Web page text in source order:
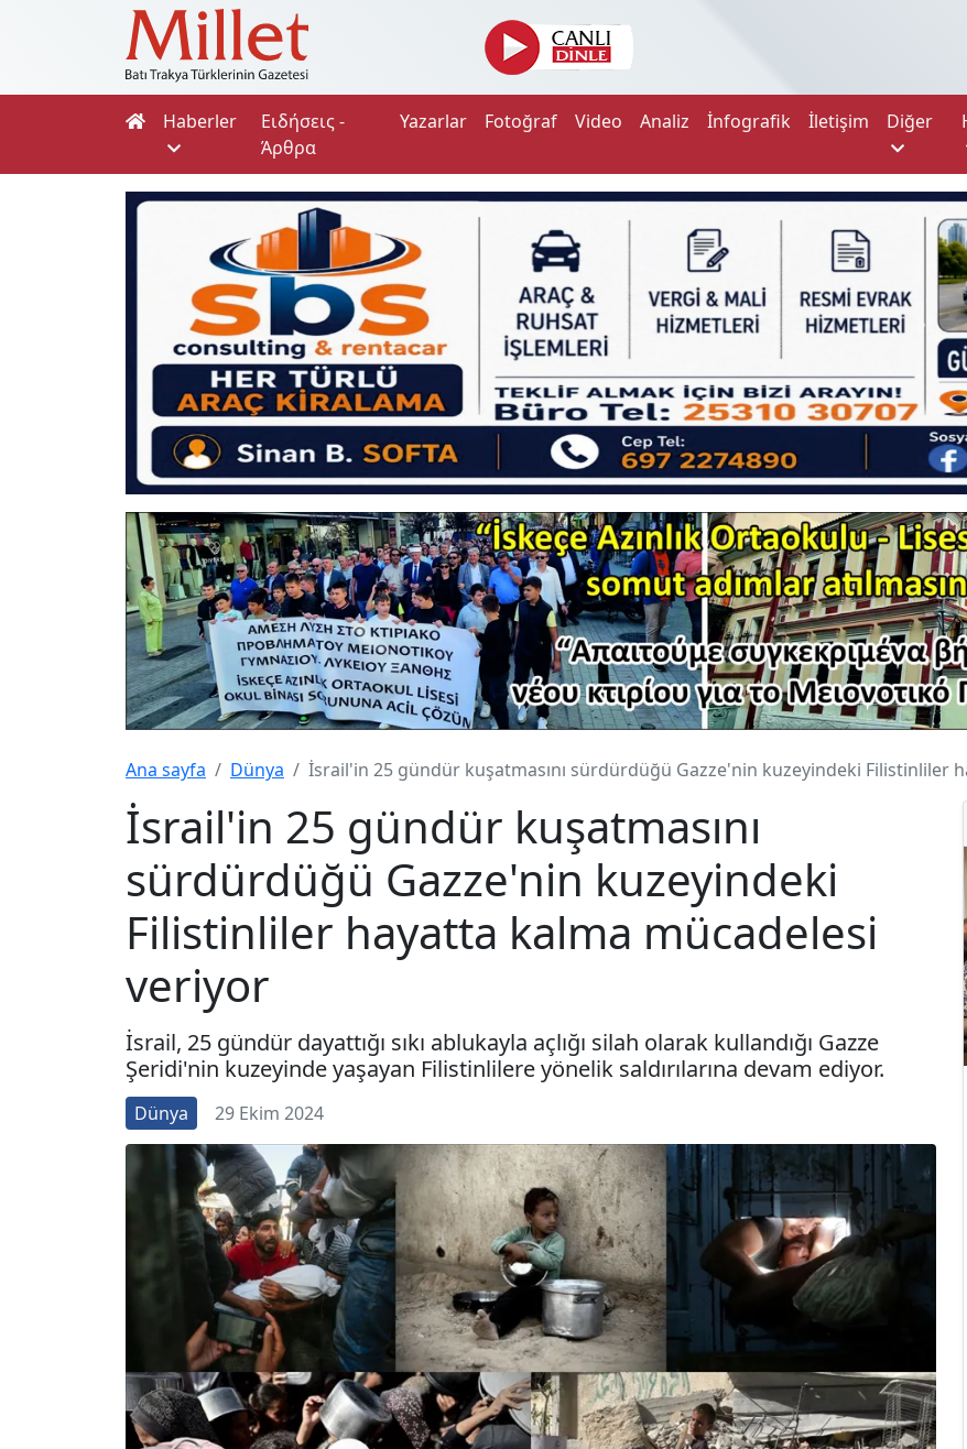
Haberler
Ειδήσεις -
Άρθρα
Yazarlar Fotoğraf Video Analiz İnfografik İletişim Diğer
Ana sayfa Dünya İsrail'in 25 gündür kuşatmasını sürdürdüğü Gazze'nin kuzeyindeki Filistinliler
İsrail'in 25 gündür kuşatmasını
sürdürdüğü Gazze'nin kuzeyindeki
Filistinliler hayatta kalma mücadelesi
veriyor
İsrail, 25 gündür dayattığı sıkı ablukayla açlığı silah olarak kullandığı Gazze
Şeridi'nin kuzeyinde yaşayan Filistinlilere yönelik saldırılarına devam ediyor.
Dünya 29 Ekim 2024